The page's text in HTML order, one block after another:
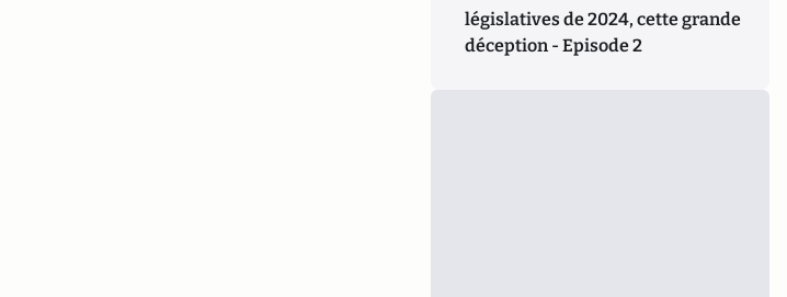
législatives de 2024, cette grande
déception - Episode 2